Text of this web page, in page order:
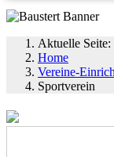
Aktuelle Seite:
Home
Vereine-
Sportverein